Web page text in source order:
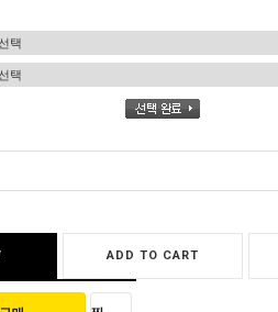
ADD TO CART